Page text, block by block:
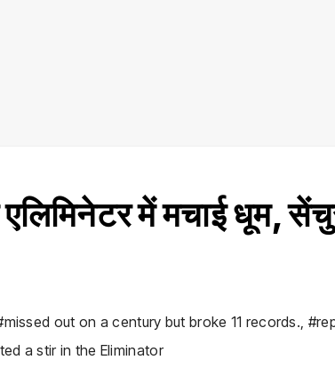
में मचाई धूम,
out on a century but broke 11 records.,
a stir in the Eliminator